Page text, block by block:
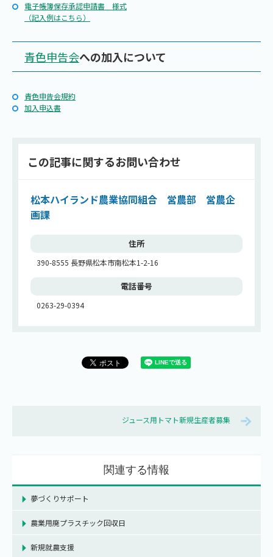
電子帳簿保存承認申請書 様式
（記入例はこちら）
青色申告会への加入について
青色申告会規約
加入申込書
この記事に関するお問い合わせ
松本ハイランド農業協同組合 営農部 営農企
画課
住所
390-8555 長野県松本市南松本1-2-16
電話番号
0263-29-0394
ジュース用トマト新規生産者募集
関連する情報
夢づくりサポート
農業用廃プラスチック回収日
新規就農支援